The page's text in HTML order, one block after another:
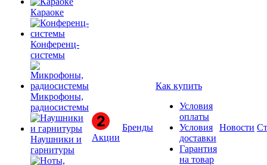
Караоке
Конференц-
системы
Микрофоны,
радиосистемы
Наушники и
гарнитуры
Акции
Бренды
Как купить
Условия
оплаты
Условия
доставки
Гарантия
на товар
Новости